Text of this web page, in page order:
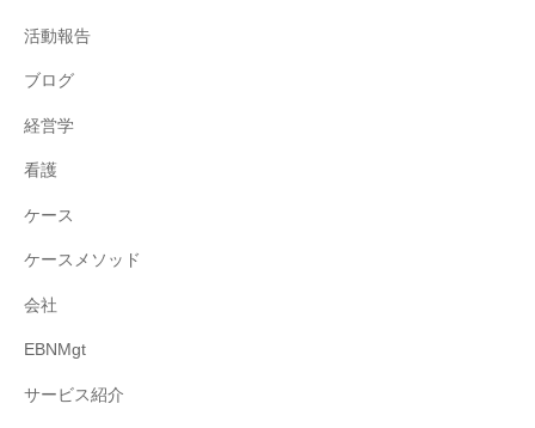
活動報告
ブログ
経営学
看護
ケース
ケースメソッド
会社
EBNMgt
サービス紹介